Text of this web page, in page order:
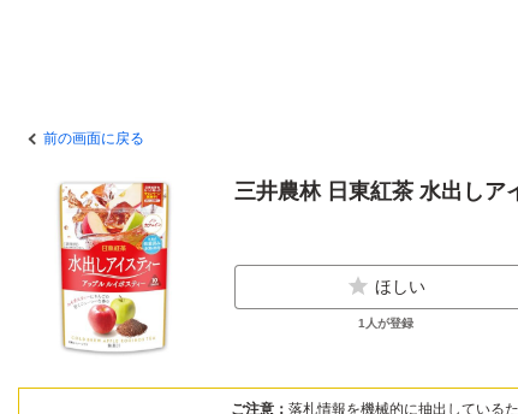
前の画面に戻る
三井農林 日東紅茶 水出しア
ほしい
1 人が登録
ご注意： 落札情報を機械的に抽出している